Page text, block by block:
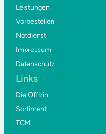
Leistungen
Vorbestellen
Notdienst
Impressum
Datenschutz
Links
Die Offizin
Sortiment
TCM